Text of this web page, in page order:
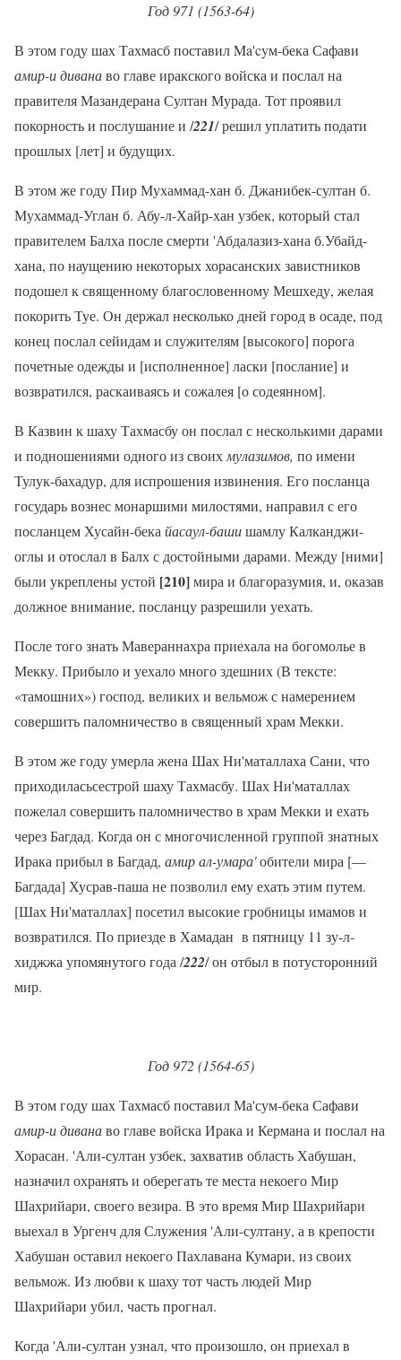
Год 971 (1563-64)
В этом году шах Тахмасб поставил Ma'cyм-бека Сафави
амир-и диванаво главе иракского войска и послал на
правителя Мазандерана Султан Мурада. Тот проявил
покорность и послушание и /221/ решил уплатить подати
прошлых [лет] и будущих.
В этом же году Пир Мухаммад-хан б. Джанибек-султан б.
Мухаммад-Углан б. Абу-л-Хайр-хан узбек, который стал
правителем Балха после смерти 'Абдалазиз-хана б.Убайд-
хана, по наущению некоторых хорасанских завистников
подошел к священному благословенному Мешхеду, желая
покорить Туе. Он держал несколько дней город в осаде, под
конец послал сейидам и служителям [высокого] порога
почетные одежды и [исполненное] ласки [послание] и
возвратился, раскаиваясь и сожалея [о содеянном].
В Казвин к шаху Тахмасбу он послал с несколькими дарами
и подношениями одного из своих мулазимов, по имени
Тулук-бахадур, для испрошения извинения. Его посланца
государь вознес монаршими милостями, направил с его
посланцем Хусайн-бека йасаул-башишамлу Калканджи-
оглы и отослал в Балх с достойными дарами. Между [ними]
были укреплены устой [210]мира и благоразумия, и, оказав
должное внимание, посланцу разрешили уехать.
После того знать Мавераннахра приехала на богомолье в
Мекку. Прибыло и уехало много здешних (В тексте:
«тамошних») господ, великих и вельмож с намерением
совершить паломничество в священный храм Мекки.
В этом же году умерла жена Шах Ни'маталлаха Сани, что
приходиласьсестрой шаху Тахмасбу. Шах Ни'маталлах
пожелал совершить паломничество в храм Мекки и ехать
через Багдад. Когда он с многочисленной группой знатных
Ирака прибыл в Багдад, амир ал-умара'обители мира [—
Багдада] Хусрав-паша не позволил ему ехать этим путем.
[Шах Ни'маталлах] посетил высокие гробницы имамов и
возвратился. По приезде в Хамадан в пятницу 11 зу-л-
хиджжа упомянутого года /222/ он отбыл в потусторонний
мир.
Год 972 (1564-65)
В этом году шах Тахмасб поставил Ма'сум-бека Сафави
амир-и диванаво главе войска Ирака и Кермана и послал на
Хорасан. 'Али-султан узбек, захватив область Хабушан,
назначил охранять и оберегать те места некоего Мир
Шахрийари, своего везира. В это время Мир Шахрийари
выехал в Ургенч для Служения 'Али-султану, а в крепости
Хабушан оставил некоего Пахлавана Кумари, из своих
вельмож. Из любви к шаху тот часть людей Мир
Шахрийари убил, часть прогнал.
Когда 'Али-султан узнал, что произошло, он приехал в